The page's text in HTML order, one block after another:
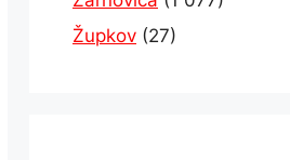
Župkov (27)